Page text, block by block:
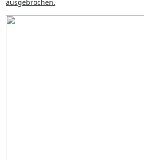
ausgebrochen.